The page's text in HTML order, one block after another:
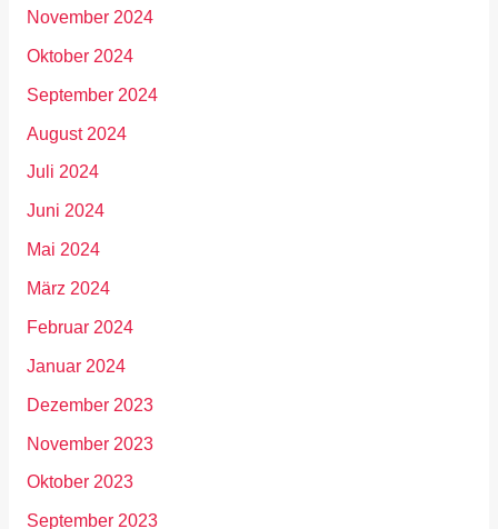
November 2024
Oktober 2024
September 2024
August 2024
Juli 2024
Juni 2024
Mai 2024
März 2024
Februar 2024
Januar 2024
Dezember 2023
November 2023
Oktober 2023
September 2023